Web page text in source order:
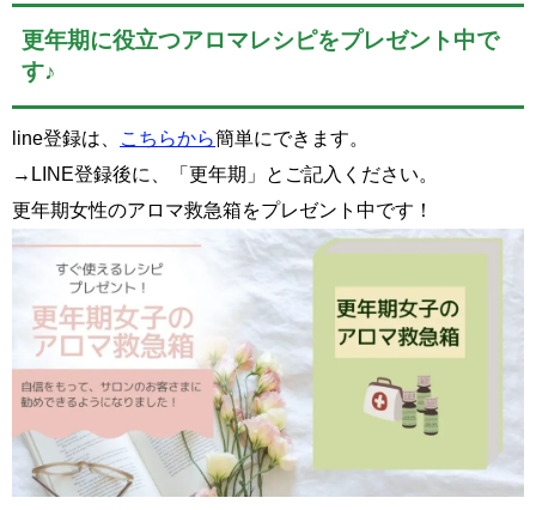
更年期に役立つアロマレシピをプレゼント中で
す♪
line登録は、 こちらから簡単にできます。
→LINE登録後に、「更年期」とご記入ください。
更年期女性のアロマ救急箱をプレゼント中です！